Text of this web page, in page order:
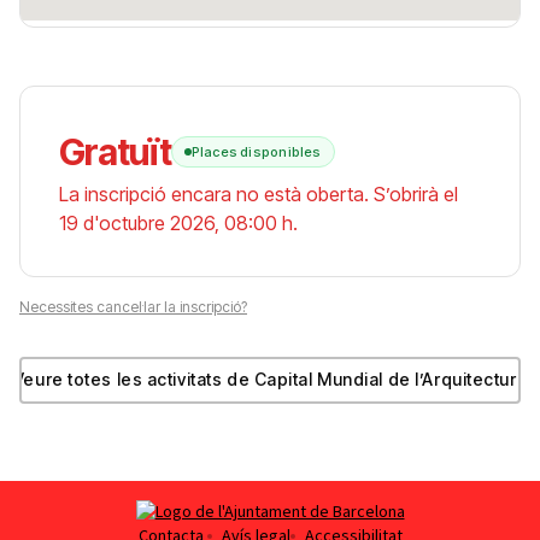
Gratuït Places disponibles
La inscripció encara no està oberta. S’obrirà el
19 d'octubre 2026, 08:00 h.
Necessites cancel·lar la inscripció?
Veure totes les activitats de Capital Mundial de l’Arquitectura
Obre en una finestra nova